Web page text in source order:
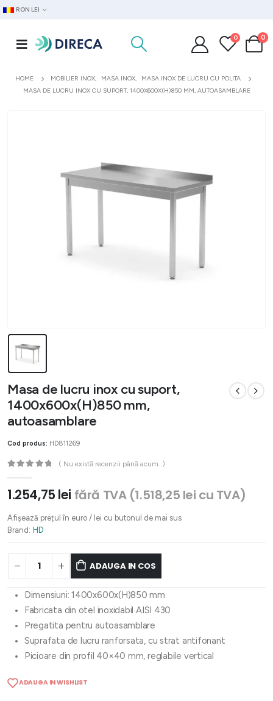
RON LEI
0 0
HOME MOBILIER INOX, MASA INOX,
MASA INOX DE LUCRU CU POLITA
MASA DE LUCRU INOX CU SUPORT, 1400X600X(H)850 MM, AUTOASAMBLARE
Masa de lucru inox cu suport,
1400x600x(H)850 mm,
autoasamblare
Cod produs: HD811269
( Nu există recenzii până acum. )
1.254,75 lei fără TVA (1.518,25 lei cu TVA)
Afișează prețul în euro / lei cu butonul de mai sus
Brand: HD
ADAUGA IN COS
Dimensiuni: 1400x600x(H)850 mm
Fabricata din otel inoxidabil AISI 430
Pregatita pentru autoasamblare
Suprafata de lucru ranforsata, cu strat antifonant
Picioare din profil 40×40 mm, reglabile vertical
ADAUGA IN WISHLIST